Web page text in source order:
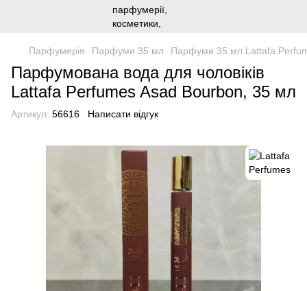
Парфумерія Парфуми 35 мл Парфуми 35 мл Lattafa
Парфумована вода для чоловіків
Lattafa Perfumes Asad Bourbon, 35 мл
Артикул: 56616 Написати відгук